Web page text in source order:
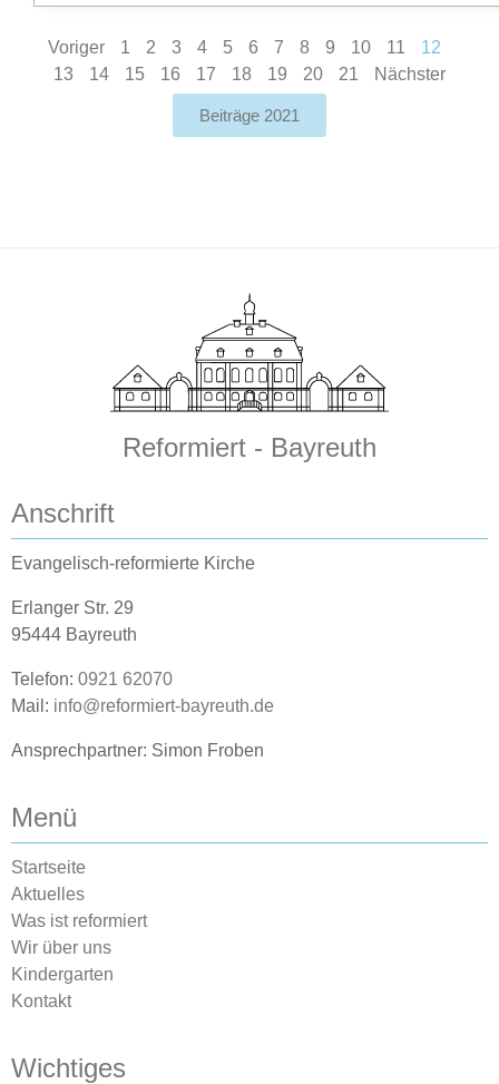
Voriger 1 2 3 4 5 6 7 8 9 10 11
12
13
14 15 16 17 18 19 20 21 Nächster
Beiträge 2021
Reformiert - Bayreuth
Anschrift
Evangelisch-reformierte Kirche
Erlanger Str. 29
95444 Bayreuth
Telefon: 0921 62070
Mail: info@reformiert-bayreuth.de
Ansprechpartner: Simon Froben
Menü
Startseite
Aktuelles
Was ist reformiert
Wir über uns
Kindergarten
Kontakt
Wichtiges